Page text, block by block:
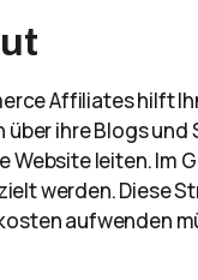
Affiliates hilft
ihre Blogs
Website leiten. Im
werden. Diese
aufwenden